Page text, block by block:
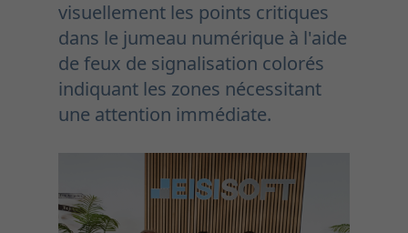
visuellement les points critiques
dans le jumeau numérique à l'aide
de feux de signalisation colorés
indiquant les zones nécessitant
une attention immédiate.